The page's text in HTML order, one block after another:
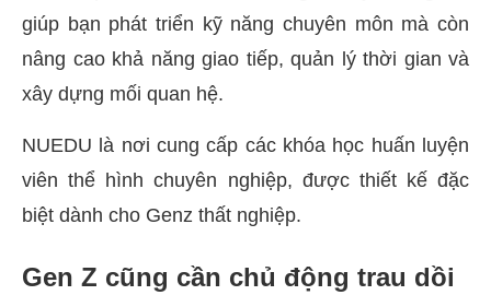
giúp bạn phát triển kỹ năng chuyên môn mà còn
nâng cao khả năng giao tiếp, quản lý thời gian và
xây dựng mối quan hệ.
NUEDU là nơi cung cấp các khóa học huấn luyện
viên thể hình chuyên nghiệp, được thiết kế đặc
biệt dành cho Genz thất nghiệp.
Gen Z cũng cần chủ động trau dồi